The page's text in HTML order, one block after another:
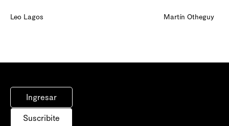
Leo Lagos Martín Otheguy
Ingresar
Suscribite